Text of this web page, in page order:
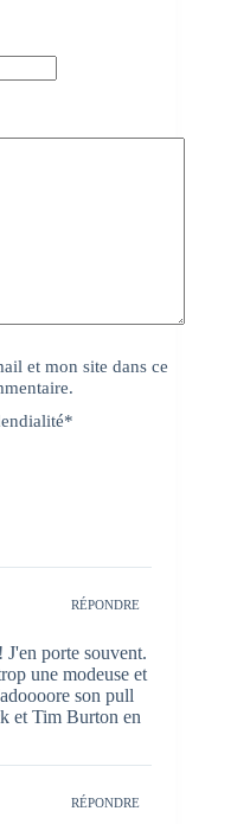
et mon site dans ce
*
RÉPONDRE
porte souvent.
une modeuse et
son pull
et Tim Burton en
RÉPONDRE